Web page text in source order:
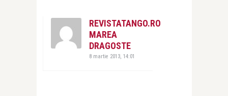
REVISTATANGO.RO
MAREA
DRAGOSTE
8 martie 2013, 14:01